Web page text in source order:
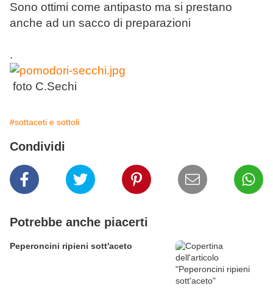
Sono ottimi come antipasto ma si prestano
anche ad un sacco di preparazioni
.
foto C.Sechi
#sottaceti e sottoli
Condividi
Potrebbe anche piacerti
Peperoncini ripieni sott'aceto